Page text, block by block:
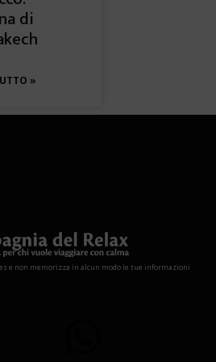
di
»
e non memorizza in alcun modo le tue informazioni